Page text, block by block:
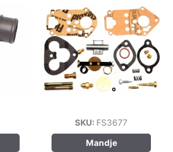
SKU: FS3677
Mandje